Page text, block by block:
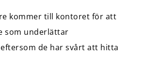
kommer till kontoret för att
som underlättar
de har svårt att hitta